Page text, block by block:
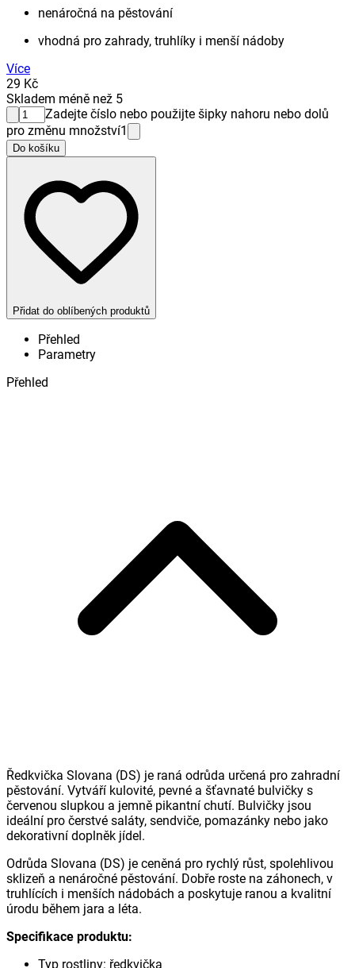
nenáročná na pěstování
vhodná pro zahrady, truhlíky i menší nádoby
Více
29 Kč
Skladem méně než 5
Zadejte číslo nebo použijte šipky nahoru nebo dolů
pro změnu množství1
Do košíku
Přidat do oblíbených produktů
Přehled
Parametry
Přehled
Ředkvička Slovana (DS) je raná odrůda určená pro zahradní
pěstování. Vytváří kulovité, pevné a šťavnaté bulvičky s
červenou slupkou a jemně pikantní chutí. Bulvičky jsou
ideální pro čerstvé saláty, sendviče, pomazánky nebo jako
dekorativní doplněk jídel.
Odrůda Slovana (DS) je ceněná pro rychlý růst, spolehlivou
sklizeň a nenáročné pěstování. Dobře roste na záhonech, v
truhlících i menších nádobách a poskytuje ranou a kvalitní
úrodu během jara a léta.
Specifikace produktu:
Typ rostliny: ředkvička